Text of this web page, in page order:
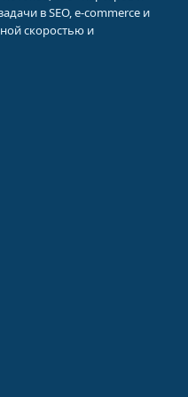
в SEO, e-commerce и
скоростью и